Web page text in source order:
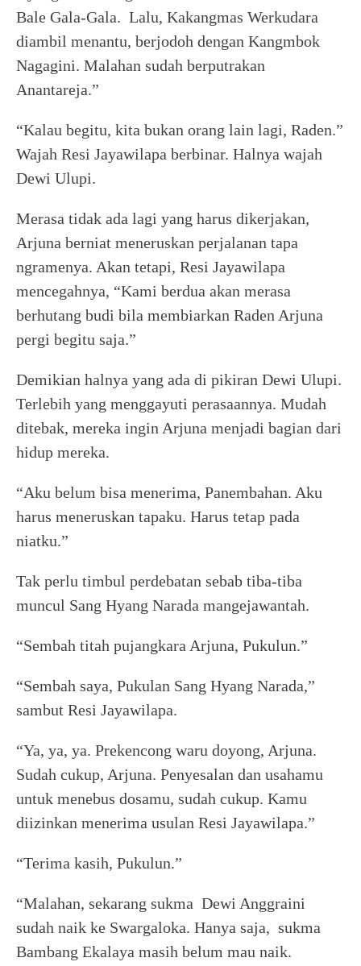
Bale Gala-Gala. Lalu, Kakangmas Werkudara
diambil menantu, berjodoh dengan Kangmbok
Nagagini. Malahan sudah berputrakan
Anantareja.”
“Kalau begitu, kita bukan orang lain lagi, Raden.”
Wajah Resi Jayawilapa berbinar. Halnya wajah
Dewi Ulupi.
Merasa tidak ada lagi yang harus dikerjakan,
Arjuna berniat meneruskan perjalanan tapa
ngramenya. Akan tetapi, Resi Jayawilapa
mencegahnya, “Kami berdua akan merasa
berhutang budi bila membiarkan Raden Arjuna
pergi begitu saja.”
Demikian halnya yang ada di pikiran Dewi Ulupi.
Terlebih yang menggayuti perasaannya. Mudah
ditebak, mereka ingin Arjuna menjadi bagian dari
hidup mereka.
“Aku belum bisa menerima, Panembahan. Aku
harus meneruskan tapaku. Harus tetap pada
niatku.”
Tak perlu timbul perdebatan sebab tiba-tiba
muncul Sang Hyang Narada mangejawantah.
“Sembah titah pujangkara Arjuna, Pukulun.”
“Sembah saya, Pukulan Sang Hyang Narada,”
sambut Resi Jayawilapa.
“Ya, ya, ya. Prekencong waru doyong, Arjuna.
Sudah cukup, Arjuna. Penyesalan dan usahamu
untuk menebus dosamu, sudah cukup. Kamu
diizinkan menerima usulan Resi Jayawilapa.”
“Terima kasih, Pukulun.”
“Malahan, sekarang sukma Dewi Anggraini
sudah naik ke Swargaloka. Hanya saja, sukma
Bambang Ekalaya masih belum mau naik.